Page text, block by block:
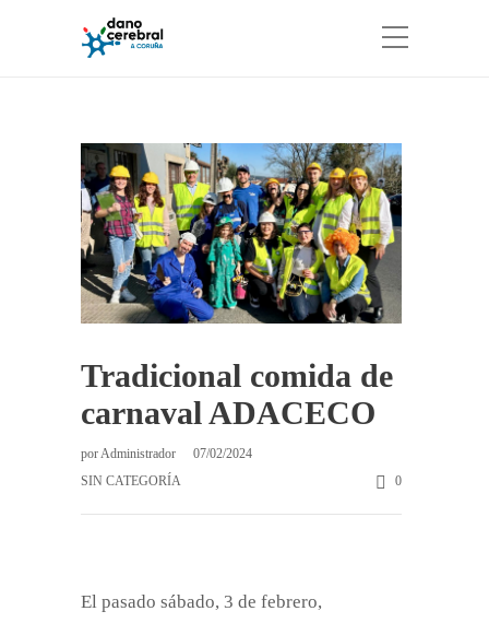
Tradicional comida de
carnaval ADACECO
porAdministrador
07/02/2024
SIN CATEGORÍA
0
El pasado sábado, 3 de febrero,